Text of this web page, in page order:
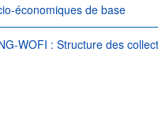
économiques de base
WOFI : Structure des